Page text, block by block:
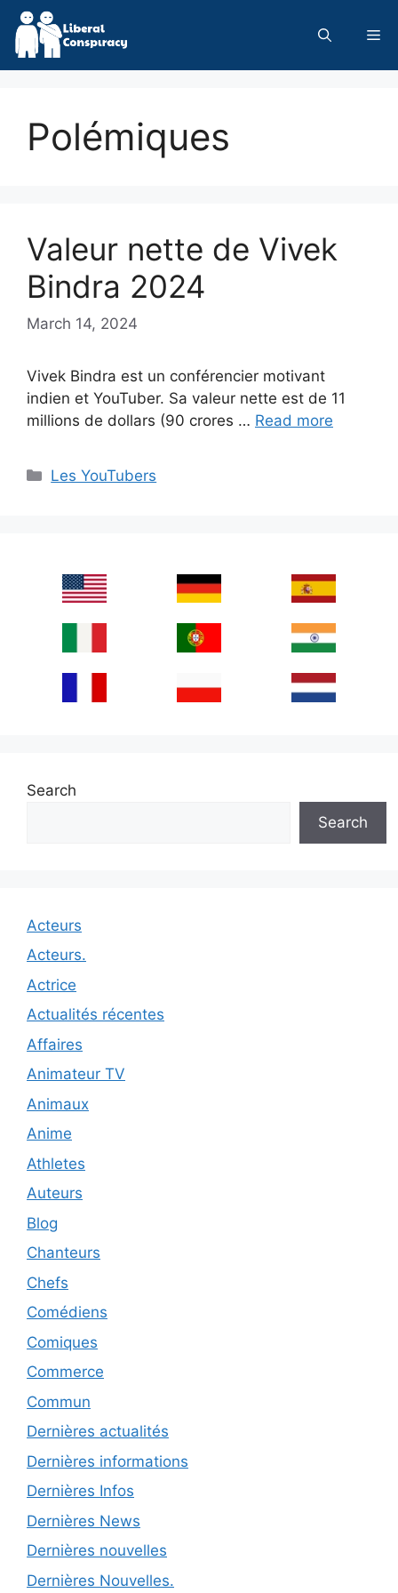
Skip
content
Polémiques
Valeur nette de Vivek
Bindra 2024
March 14, 2024
Vivek Bindra est un conférencier motivant
indien et YouTuber. Sa valeur nette est de 11
millions de dollars (90 crores … Read more
Categories
Les YouTubers
Search
Search
Acteurs
Acteurs.
Actrice
Actualités récentes
Affaires
Animateur TV
Animaux
Anime
Athletes
Auteurs
Blog
Chanteurs
Chefs
Comédiens
Comiques
Commerce
Commun
Dernières actualités
Dernières informations
Dernières Infos
Dernières News
Dernières nouvelles
Dernières Nouvelles.